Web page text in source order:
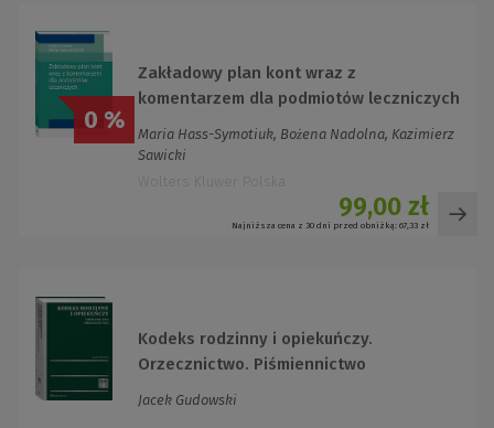
0 %
Zakładowy plan kont wraz z
komentarzem dla podmiotów leczniczych
Maria Hass-Symotiuk, Bożena Nadolna, Kazimierz
Sawicki
99,00 zł
Najniższa cena z 30 dni przed obniżką: 67,33 zł
Kodeks rodzinny i opiekuńczy.
Orzecznictwo. Piśmiennictwo
Jacek Gudowski